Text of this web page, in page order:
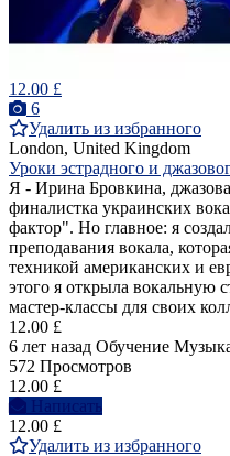
12.00 £
6
Удалить из избранного
London, United Kingdom
Уроки эстрадного и
Я - Ирина Бровкина,
финалистка украинских
фактор". Но главное: я
преподавания вокала,
техникой американских и
этого я открыла вокальную
мастер-классы для своих
12.00 £
6 лет назад Обучение
572 Просмотров
12.00 £
Написать
12.00 £
Удалить из избранного